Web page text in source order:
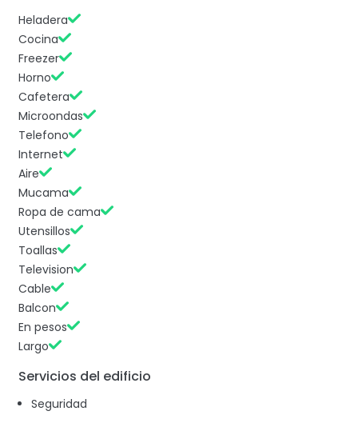
Heladera
Cocina
Freezer
Horno
Cafetera
Microondas
Telefono
Internet
Aire
Mucama
Ropa de cama
Utensillos
Toallas
Television
Cable
Balcon
En pesos
Largo
Servicios del edificio
Seguridad